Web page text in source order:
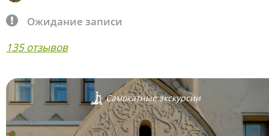
Ожидание записи
135 отзывов
Самокатные экскурсии